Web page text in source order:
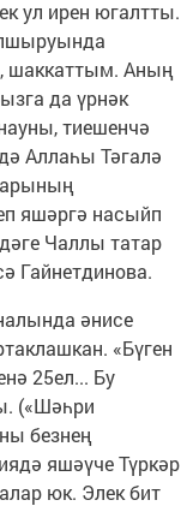
ул ирен югалтты.
шаккаттым. Аның
да үрнәк
тиешенчә
Аллаһы Тәгалә
яшәргә насыйп
Чаллы татар
Гайнетдинова.
әнисе
«Бүген
25ел... Бу
(«Шәһри
безнең
яшәүче Түркәр
юк. Элек бит